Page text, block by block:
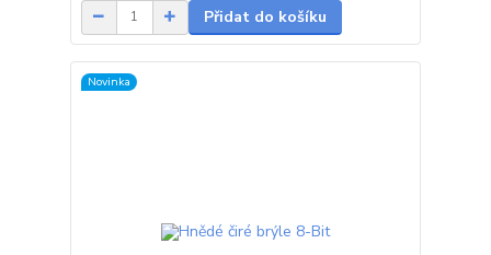
Přidat do košíku
Novinka